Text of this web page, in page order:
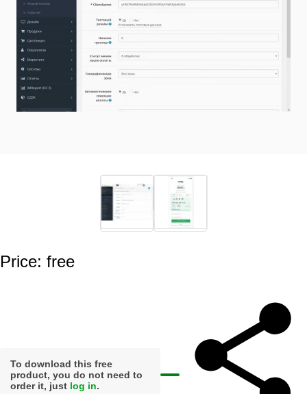
Price: free
To download this free
product, you do not need to
order it, just log in.